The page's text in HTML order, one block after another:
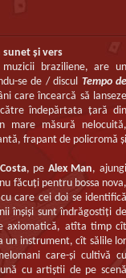
şi vers
braziliene, are un
se de / discul Tempo
care încearcă să lanseze
îndepărtata ţară din
mare măsură nelocuită,
frapant de policromă şi
, pe Alex Man,
făcuţi pentru bossa nova,
care cei doi se identifică
înşişi sunt îndrăgostiţi de
axiomatică, atîta timp cît
un instrument, cît sălile lor
care-şi cultivă cu
cu artiştii de pe scenă